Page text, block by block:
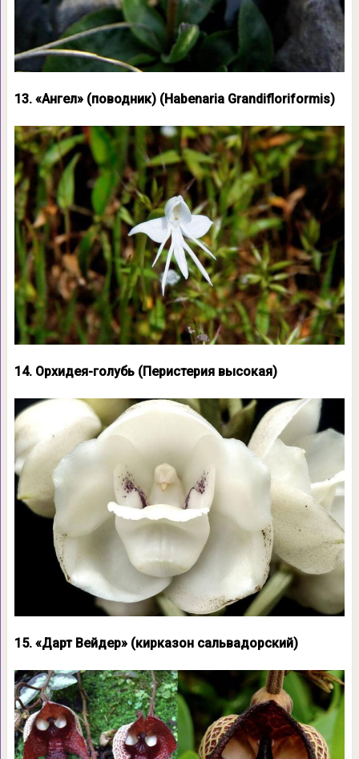
13. «Ангел» (поводник) (Habenaria Grandifloriformis)
14. Орхидея-голубь (Перистерия высокая)
15. «Дарт Вейдер» (кирказон сальвадорский)